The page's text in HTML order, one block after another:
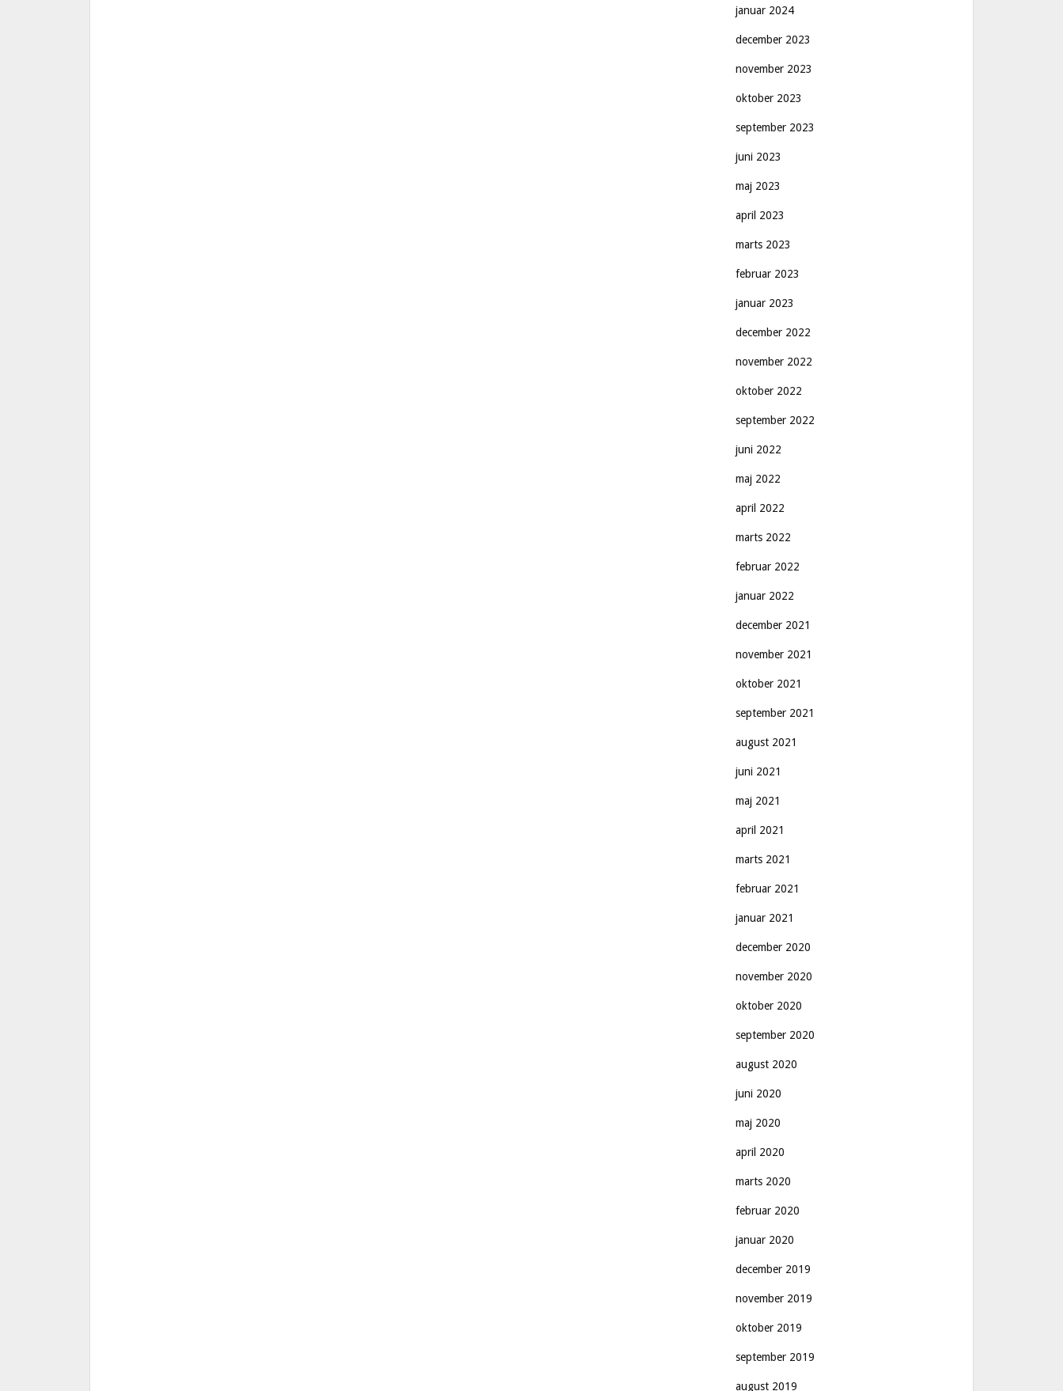
januar 2024
december 2023
november 2023
oktober 2023
september 2023
juni 2023
maj 2023
april 2023
marts 2023
februar 2023
januar 2023
december 2022
november 2022
oktober 2022
september 2022
juni 2022
maj 2022
april 2022
marts 2022
februar 2022
januar 2022
december 2021
november 2021
oktober 2021
september 2021
august 2021
juni 2021
maj 2021
april 2021
marts 2021
februar 2021
januar 2021
december 2020
november 2020
oktober 2020
september 2020
august 2020
juni 2020
maj 2020
april 2020
marts 2020
februar 2020
januar 2020
december 2019
november 2019
oktober 2019
september 2019
august 2019